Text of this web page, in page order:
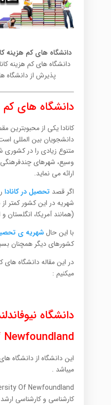
دانشگاه های کم هزینه
دانشگاه های کم هزینه
پذیرش از دانشگاه
دانشگاه های کم
کانادا یکی از
دانشجویان بین المللی
متنوع زیادی را در کشوری
وسیع، شهرهای
ارائه می نماید.
اگر قصد تحصیل در کانادا
شهریه در این کشور کمتر
(همانند آمریکا، انگلستان
با این حالشهریه ی
کشورهای دیگر همچنان
در این مقاله دانشگاه های
میکنیم :
:
این دانشگاه از دانشگاه
میباشد .
کارشناسی و کارشناسی